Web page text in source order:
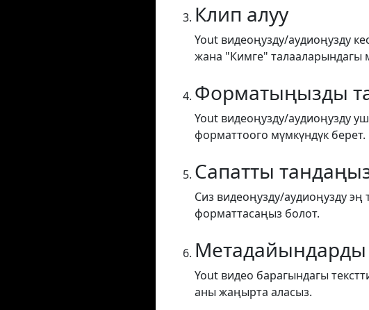
Клип алуу
Yout видеоңузду/аудиоңузду
жана "Кимге" талааларындагы
Форматыңызды
Yout видеоңузду/аудиоңузду
форматтоого мүмкүндүк
Сапатты
Сиз видеоңузду/аудиоңузду эң
форматтасаңыз болот.
Метадайындарды
Yout видео барагындагы
аны жаңырта аласыз.